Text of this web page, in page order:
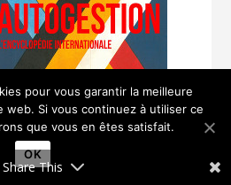
Share This
pour vous garantir la meilleure
Si vous continuez à utiliser ce
que vous en êtes satisfait.
OK